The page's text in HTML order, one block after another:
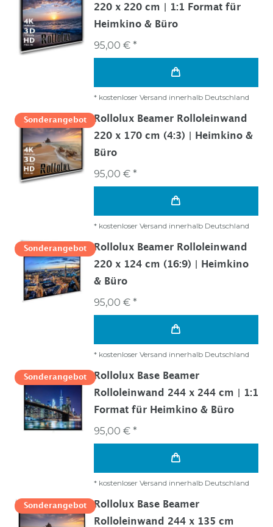
220 x 220 cm | 1:1 Format für
Heimkino & Büro
95,00 € *
* kostenloser Versand innerhalb Deutschland
Sonderangebot
Rollolux Beamer Rolloleinwand
220 x 170 cm (4:3) | Heimkino &
Büro
95,00 € *
* kostenloser Versand innerhalb Deutschland
Sonderangebot
Rollolux Beamer Rolloleinwand
220 x 124 cm (16:9) | Heimkino
& Büro
95,00 € *
* kostenloser Versand innerhalb Deutschland
Sonderangebot
Rollolux Base Beamer
Rolloleinwand 244 x 244 cm | 1:1
Format für Heimkino & Büro
95,00 € *
* kostenloser Versand innerhalb Deutschland
Sonderangebot
Rollolux Base Beamer
Rolloleinwand 244 x 135 cm